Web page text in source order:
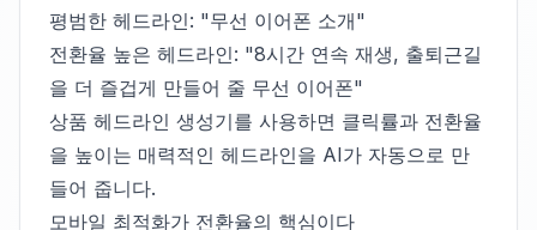
평범한 헤드라인: "무선 이어폰 소개"
전환율 높은 헤드라인: "8시간 연속 재생, 출퇴근길
을 더 즐겁게 만들어 줄 무선 이어폰"
상품 헤드라인 생성기를 사용하면 클릭률과 전환율
을 높이는 매력적인 헤드라인을 AI가 자동으로 만
들어 줍니다.
모바일 최적화가 전환율의 핵심이다